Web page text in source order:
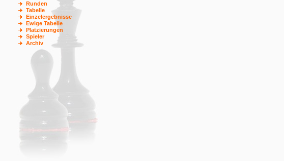
Runden
Tabelle
Einzelergebnisse
Ewige Tabelle
Platzierungen
Spieler
Archiv